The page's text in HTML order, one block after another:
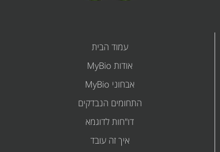
עמוד הבית
אודות MyBio
אבחוני MyBio
התחומים הנבדקים
דו"חות לדוגמא
איך זה עובד